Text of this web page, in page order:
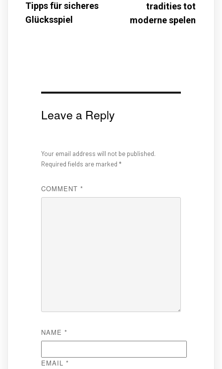
Tipps für sicheres
Glücksspiel
tradities tot
moderne spelen
Leave a Reply
Your email address will not be published.
Required fields are marked *
COMMENT *
NAME *
EMAIL *